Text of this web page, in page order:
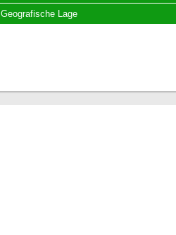
Geografische Lage